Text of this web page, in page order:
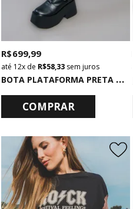
B
OTA PLATAFORMA PRETA COM METAIS
R$ 699,99
12x de R$ 58,33 sem juros
COMPRAR